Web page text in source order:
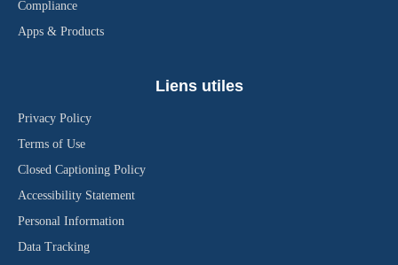
Compliance
Apps & Products
Liens utiles
Privacy Policy
Terms of Use
Closed Captioning Policy
Accessibility Statement
Personal Information
Data Tracking